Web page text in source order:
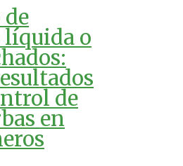
o
de
en